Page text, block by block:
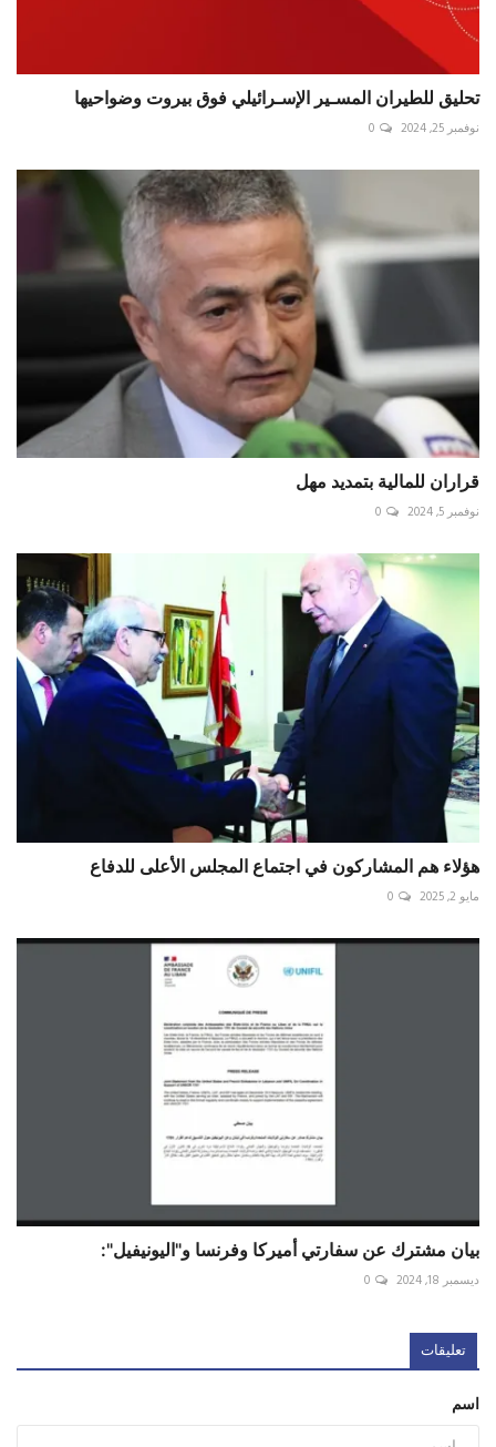
تحليق للطيران المسـير الإسـرائيلي فوق بيروت وضواحيها
نوفمبر 25, 2024 0
قراران للمالية بتمديد مهل
نوفمبر 5, 2024 0
هؤلاء هم المشاركون في اجتماع المجلس الأعلى للدفاع
مايو 2, 2025 0
بيان مشترك عن سفارتي أميركا وفرنسا و"اليونيفيل":
ديسمبر 18, 2024 0
تعليقات
اسم